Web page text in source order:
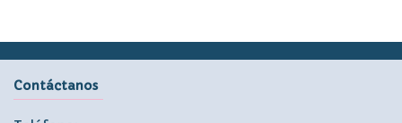
Contáctanos